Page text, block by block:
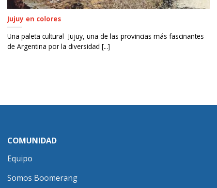
Jujuy en colores
Una paleta cultural Jujuy, una de las provincias más fascinantes
de Argentina por la diversidad [...]
COMUNIDAD
Equipo
Somos Boomerang